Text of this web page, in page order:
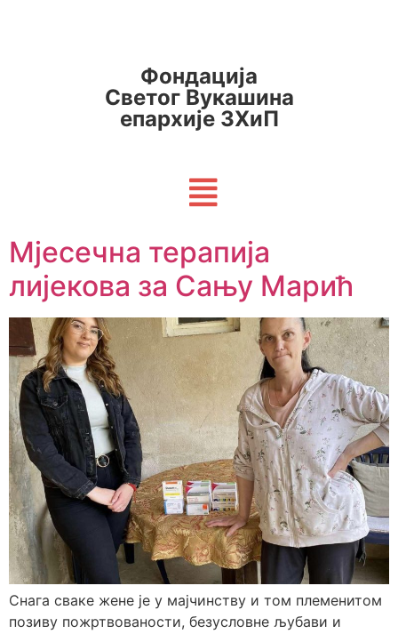
Фондација
Светог Вукашина
епархије ЗХиП
Мјесечна терапија
лијекова за Сању Марић
Снага сваке жене је у мајчинству и том племенитом
позиву пожртвованости, безусловне љубави и